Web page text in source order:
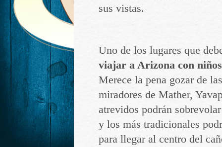
sus vistas.
Uno de los lugares que
viajar a Arizona con niños
Merece la pena gozar de
miradores de Mather,
atrevidos podrán
y los más tradicionales
para llegar al centro del